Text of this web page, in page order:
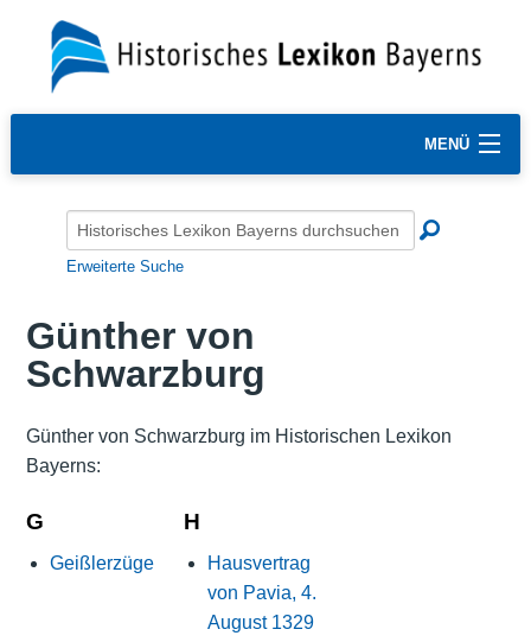
MENÜ
Erweiterte Suche
Günther von
Schwarzburg
Günther von Schwarzburg im Historischen Lexikon
Bayerns:
G
Geißlerzüge
H
Hausvertrag
von Pavia, 4.
August 1329